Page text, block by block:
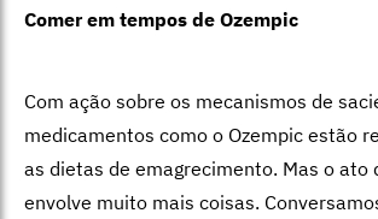
Comer em tempos de Ozempic
Com ação sobre os mecanismos de
medicamentos como o Ozempic estão
as dietas de emagrecimento. Mas o ato
envolve muito mais coisas.